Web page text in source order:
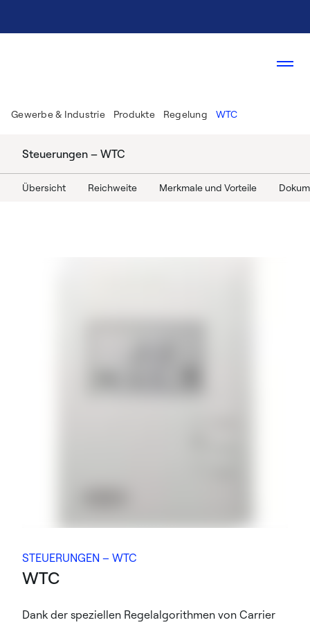
Gewerbe & Industrie Produkte Regelung WTC
Steuerungen – WTC
Übersicht Reichweite Merkmale und Vorteile
STEUERUNGEN – WTC
WTC
Dank der speziellen Regelalgorithmen von Carrier